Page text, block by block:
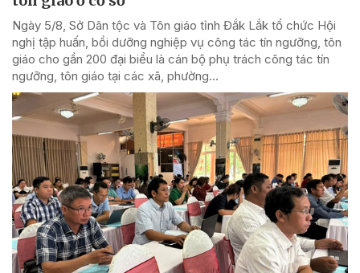
Ngày 5/8, Sở Dân tộc và Tôn giáo tỉnh Đắk Lắk tổ chức Hội
nghị tập huấn, bồi dưỡng nghiệp vụ công tác tín ngưỡng, tôn
giáo cho gần 200 đại biểu là cán bộ phụ trách công tác tín
ngưỡng, tôn giáo tại các xã, phường...